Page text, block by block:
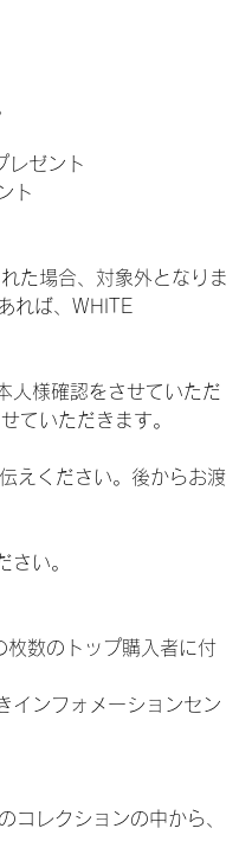
レゼント
ト
た場合、対象外となりま
れば、WHITE
人様確認をさせていただ
ていただきます。
えください。後からお渡
い。
数のトップ購入者に付
インフォメーションセン
レクションの中から、